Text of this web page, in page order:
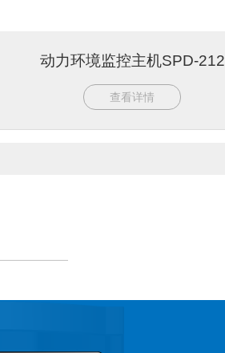
动力环境监控主机SPD-212
查看详情